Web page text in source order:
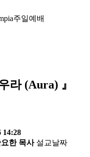
주일예배
라 (Aura) 』
14:28
한 목사설교날짜